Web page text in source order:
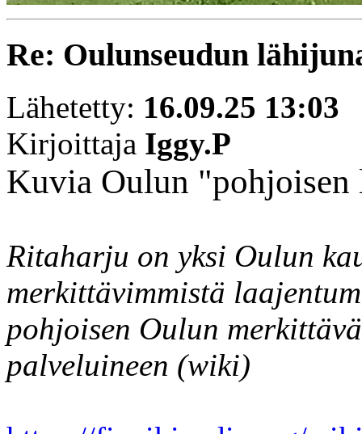
Re: Oulunseudun
Lähetetty: 16.09.25 13:03
Kirjoittaja Iggy.P
Kuvia Oulun "pohjoisen
Ritaharju on yksi Oulun
merkittävimmistä
pohjoisen Oulun
palveluineen (wiki)